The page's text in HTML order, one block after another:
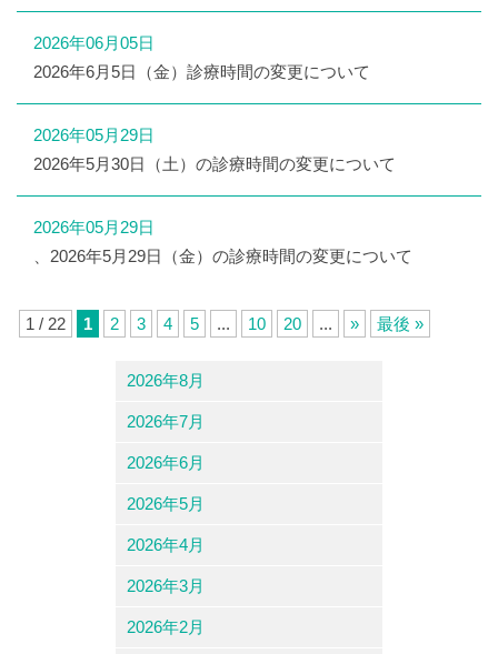
2026年06月05日
2026年6月5日（金）診療時間の変更について
2026年05月29日
2026年5月30日（土）の診療時間の変更について
2026年05月29日
、2026年5月29日（金）の診療時間の変更について
1 / 22 1 2 3 4 5 ... 10 20 ... » 最後 »
2026年8月
2026年7月
2026年6月
2026年5月
2026年4月
2026年3月
2026年2月